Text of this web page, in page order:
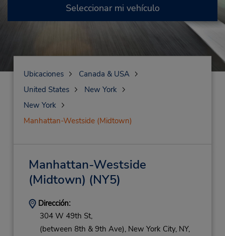
Seleccionar mi vehículo
Ubicaciones
Canada & USA
United States
New York
New York
Manhattan-Westside (Midtown)
Manhattan-Westside
(Midtown) (NY5)
Dirección:
304 W 49th St,
(between 8th & 9th Ave), New York City, NY,